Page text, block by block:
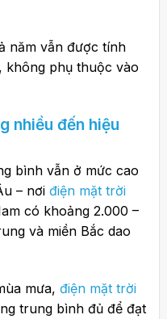
năm vẫn được tính
không phụ thuộc vào
nhiều đến hiệu
bình vẫn ở mức cao
– nơi điện mặt trời
có khoảng 2.000 –
và miền Bắc dao
mưa, điện mặt trời
trung bình đủ để đạt